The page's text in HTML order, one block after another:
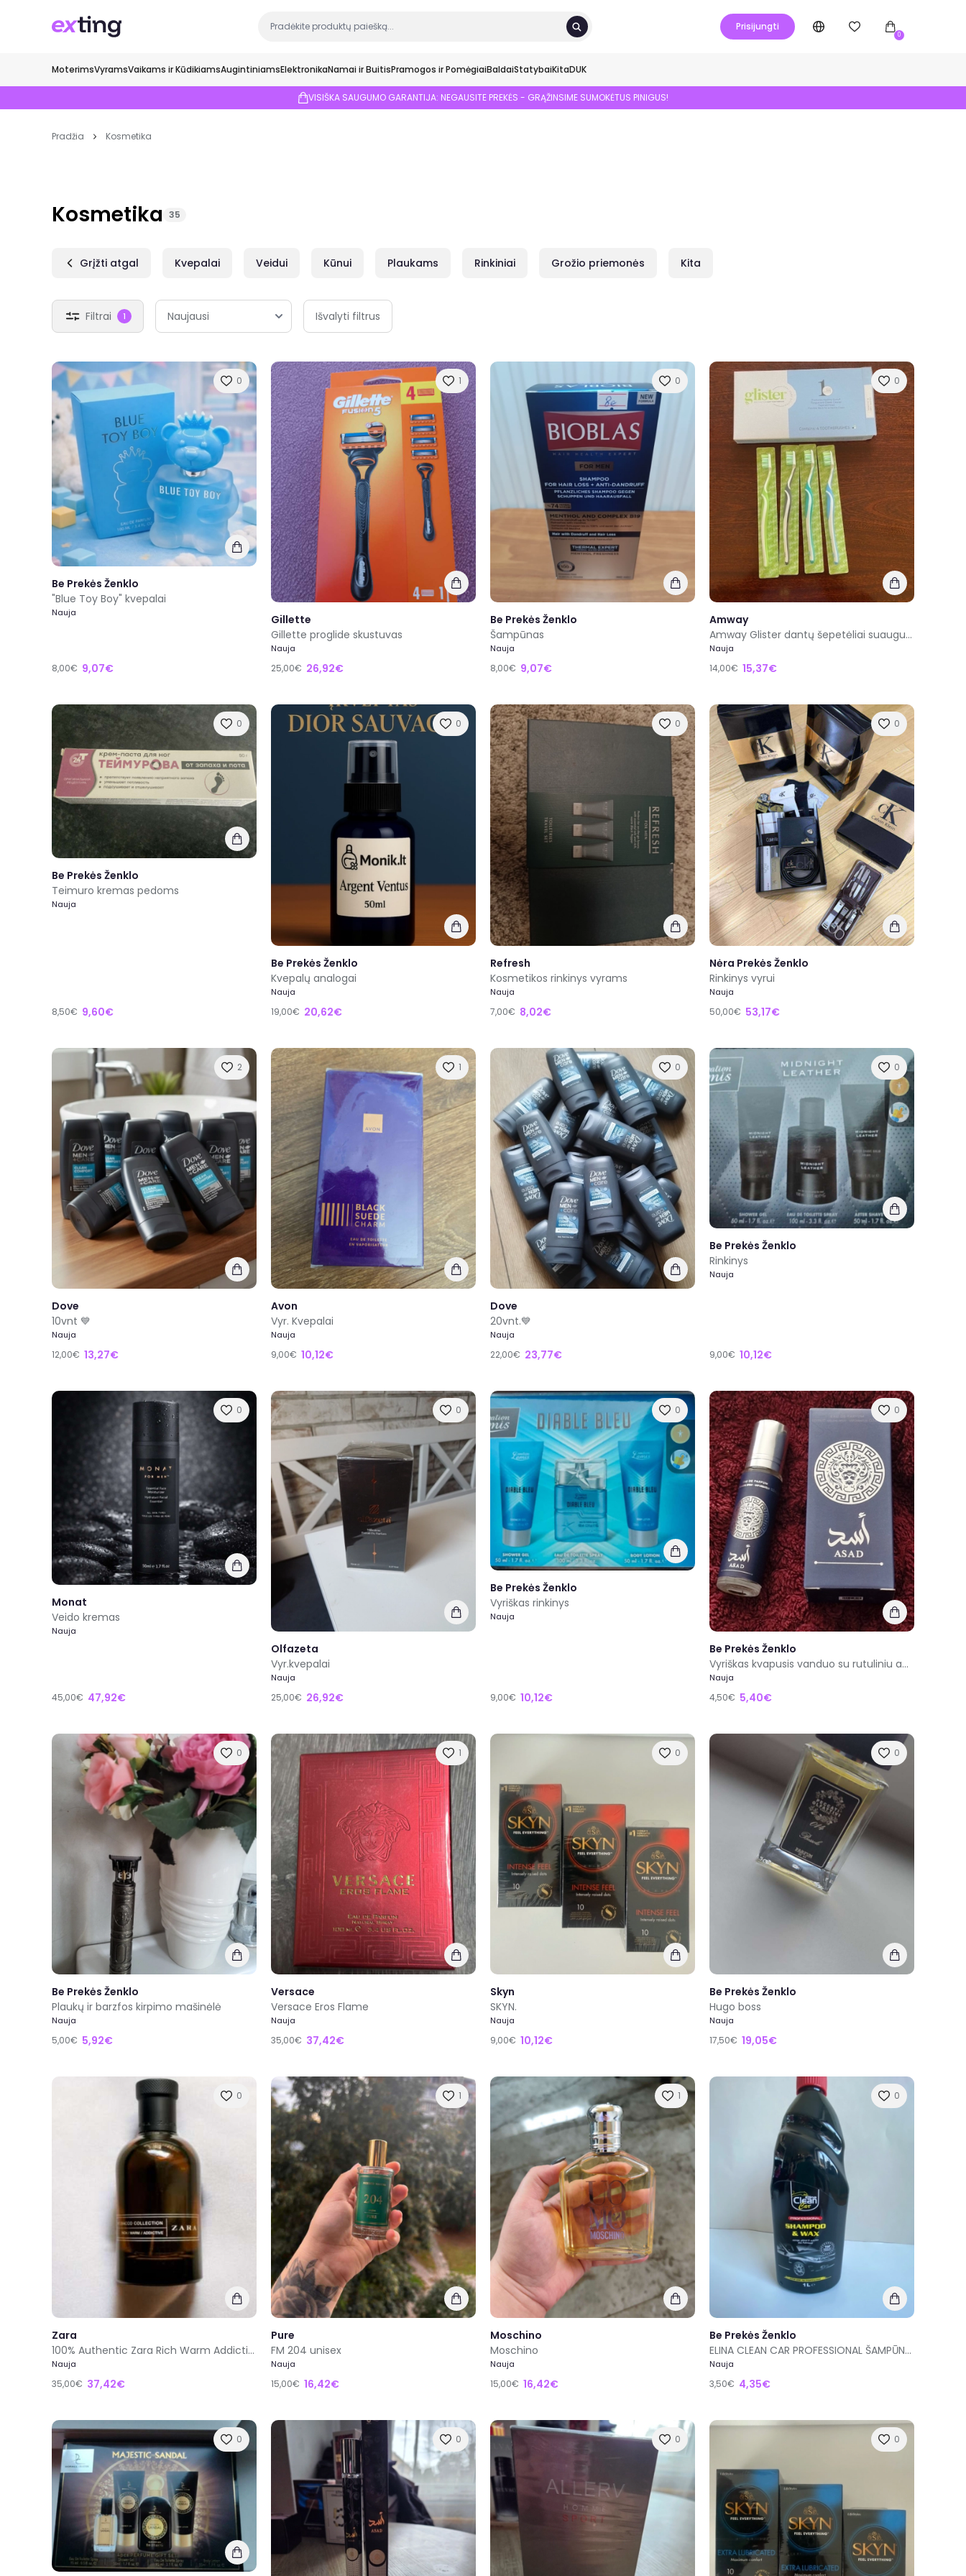
Prisijungti
0
MoterimsVyramsVaikams ir KūdikiamsAugintiniamsElektronikaNamai ir BuitisPramogos ir PomėgiaiBaldaiStatybaiKitaDUK
VISIŠKA SAUGUMO GARANTIJA: NEGAUSITE PREKĖS - GRĄŽINSIME SUMOKĖTUS PINIGUS!
Pradžia Kosmetika
Kosmetika 35
Grįžti atgal Kvepalai Veidui Kūnui Plaukams Rinkiniai Grožio priemonės Kita
Filtrai 1 Išvalyti filtrus
0
Be Prekės Ženklo
"Blue Toy Boy" kvepalai
Nauja
8,00€ 9,07€
1
Gillette
Gillette proglide skustuvas
Nauja
25,00€ 26,92€
0
Be Prekės Ženklo
Šampūnas
Nauja
8,00€ 9,07€
0
Amway
Amway Glister dantų šepetėliai suaugusiems minkšti
Nauja
14,00€ 15,37€
0
Be Prekės Ženklo
Teimuro kremas pedoms
Nauja
8,50€ 9,60€
0
Be Prekės Ženklo
Kvepalų analogai
Nauja
19,00€ 20,62€
0
Refresh
Kosmetikos rinkinys vyrams
Nauja
7,00€ 8,02€
0
Nėra Prekės Ženklo
Rinkinys vyrui
Nauja
50,00€ 53,17€
2
Dove
10vnt 💙
Nauja
12,00€ 13,27€
1
Avon
Vyr. Kvepalai
Nauja
9,00€ 10,12€
0
Dove
20vnt.💙
Nauja
22,00€ 23,77€
0
Be Prekės Ženklo
Rinkinys
Nauja
9,00€ 10,12€
0
Monat
Veido kremas
Nauja
45,00€ 47,92€
0
Olfazeta
Vyr.kvepalai
Nauja
25,00€ 26,92€
0
Be Prekės Ženklo
Vyriškas rinkinys
Nauja
9,00€ 10,12€
0
Be Prekės Ženklo
Vyriškas kvapusis vanduo su rutuliniu antgaliu
Nauja
4,50€ 5,40€
0
Be Prekės Ženklo
Plaukų ir barzfos kirpimo mašinėlė
Nauja
5,00€ 5,92€
1
Versace
Versace Eros Flame
Nauja
35,00€ 37,42€
0
Skyn
SKYN.
Nauja
9,00€ 10,12€
0
Be Prekės Ženklo
Hugo boss
Nauja
17,50€ 19,05€
0
Zara
100% Authentic Zara Rich Warm Addictive Tobacco Collection 2018 100ml 3.4 Fl Oz
Nauja
35,00€ 37,42€
1
Pure
FM 204 unisex
Nauja
15,00€ 16,42€
1
Moschino
Moschino
Nauja
15,00€ 16,42€
0
Be Prekės Ženklo
ELINA CLEAN CAR PROFESSIONAL ŠAMPŪNAS SU VAŠKU
Nauja
3,50€ 4,35€
0 0 0 0